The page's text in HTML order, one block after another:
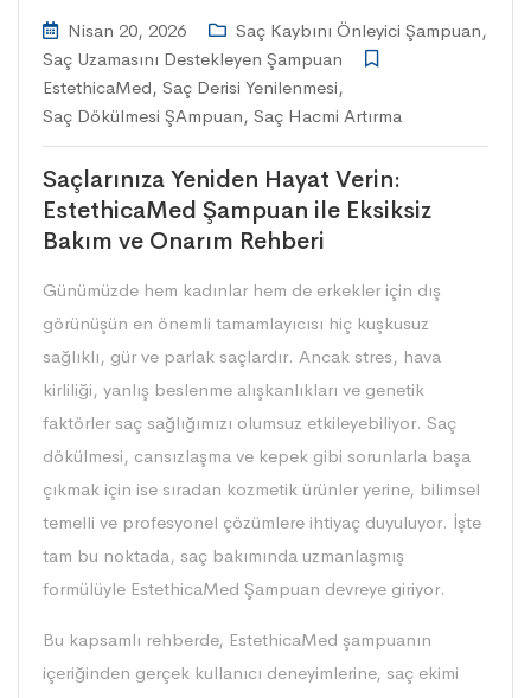
Nisan 20, 2026 Saç Kaybını Önleyici Şampuan,
Saç Uzamasını Destekleyen Şampuan
EstethicaMed, Saç Derisi Yenilenmesi,
Saç Dökülmesi ŞAmpuan, Saç Hacmi Artırma
Saçlarınıza Yeniden Hayat Verin:
EstethicaMed Şampuan ile Eksiksiz
Bakım ve Onarım Rehberi
Günümüzde hem kadınlar hem de erkekler için dış
görünüşün en önemli tamamlayıcısı hiç kuşkusuz
sağlıklı, gür ve parlak saçlardır. Ancak stres, hava
kirliliği, yanlış beslenme alışkanlıkları ve genetik
faktörler saç sağlığımızı olumsuz etkileyebiliyor. Saç
dökülmesi, cansızlaşma ve kepek gibi sorunlarla başa
çıkmak için ise sıradan kozmetik ürünler yerine, bilimsel
temelli ve profesyonel çözümlere ihtiyaç duyuluyor. İşte
tam bu noktada, saç bakımında uzmanlaşmış
formülüyle EstethicaMed Şampuan devreye giriyor.
Bu kapsamlı rehberde, EstethicaMed şampuanın
içeriğinden gerçek kullanıcı deneyimlerine, saç ekimi